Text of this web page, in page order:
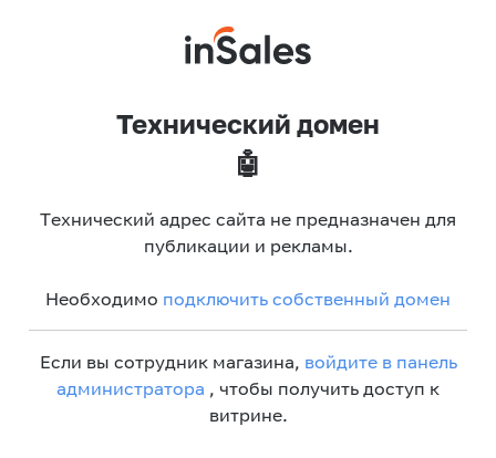
Технический домен
🤖
Технический адрес сайта не предназначен для
публикации и рекламы.
Необходимо подключить собственный домен
Если вы сотрудник магазина, войдите в панель
администратора , чтобы получить доступ к
витрине.